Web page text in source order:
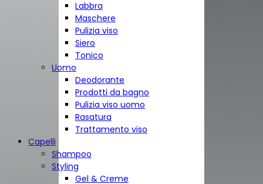
Labbra
Maschere
Pulizia viso
Siero
Tonico
Uomo
Deodorante
Prodotti da bagno
Pulizia viso uomo
Rasatura
Trattamento viso
Capelli
Shampoo
Styling
Gel & Creme